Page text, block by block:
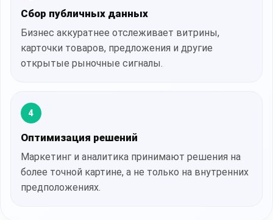
Сбор публичных данных
Бизнес аккуратнее отслеживает витрины,
карточки товаров, предложения и другие
открытые рыночные сигналы.
4
Оптимизация решений
Маркетинг и аналитика принимают решения на
более точной картине, а не только на внутренних
предположениях.